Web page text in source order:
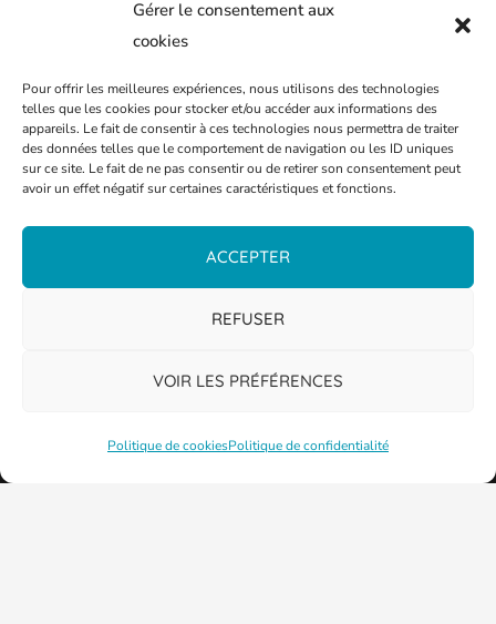
Gérer le consentement aux
cookies
Pour offrir les meilleures expériences, nous utilisons des technologies
telles que les cookies pour stocker et/ou accéder aux informations des
appareils. Le fait de consentir à ces technologies nous permettra de traiter
des données telles que le comportement de navigation ou les ID uniques
sur ce site. Le fait de ne pas consentir ou de retirer son consentement peut
avoir un effet négatif sur certaines caractéristiques et fonctions.
ACCEPTER
REFUSER
VOIR LES PRÉFÉRENCES
Politique de cookiesPolitique de confidentialité
PLAN DE LA VILLE